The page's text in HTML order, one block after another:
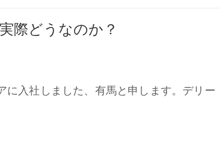
際どうなのか？
に入社しました、有馬と申します。デリー